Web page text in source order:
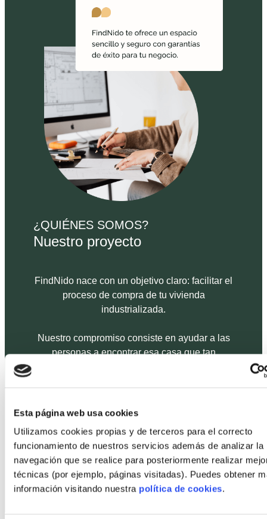
Esta página web usa cookies
Utilizamos cookies propias y de terceros para el correcto
funcionamiento de nuestros servicios además de analizar la
navegación que se realice para posteriormente realizar
técnicas (por ejemplo, páginas visitadas). Puedes obtener
información visitando nuestra política de cookies.
¿QUIÉNES SOMOS?
Nuestro proyecto
FindNido nace con un objetivo claro: facilitar el
proceso de compra de tu vivienda
industrializada.
Nuestro compromiso consiste en ayudar a las
personas a encontrar esa casa que tan
compra, además de convertirlo en una
Además, nuestros procesos apuestan por la
sostenibilidad, la reducción de residuos, la
eficiencia energética y la economía de escala.